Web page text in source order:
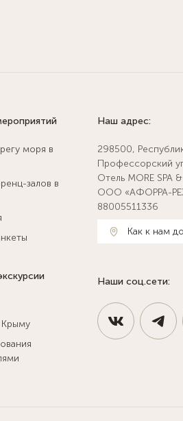
Наш адрес:
298500,
Профессорский
Отель MORE SPA
ООО «АФОРРА-
88005511336
Как к нам
Наши соц.сети:
моря в
залов в
Крыму